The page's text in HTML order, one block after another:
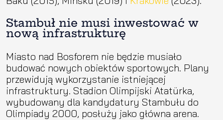
Stambuł nie musi inwestować w
nową infrastrukturę
Miasto nad Bosforem nie będzie musiało
budować nowych obiektów sportowych. Plany
przewidują wykorzystanie istniejącej
infrastruktury. Stadion Olimpijski Atatürka,
wybudowany dla kandydatury Stambułu do
Olimpiady 2000, posłuży jako główna arena.